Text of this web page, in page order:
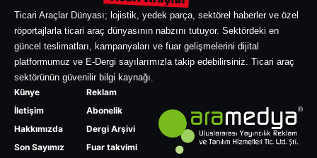
Ticari Araçlar Dünyası; lojistik, yedek parça, sektörel haberler ve özel
röportajlarla ticari araç dünyasının nabzını tutuyor. Sektördeki en
güncel teslimatları, kampanyaları ve fuar gelişmelerini dijital
platformumuz ve E-Dergi sayılarımızla takip edebilirsiniz. Ticari araç
sektörünün güvenilir bilgi kaynağı.
Künye
İletişim
Hakkımızda
Son Sayımız
Reklam
Abonelik
Dergi Arşivi
Fuar takvimi